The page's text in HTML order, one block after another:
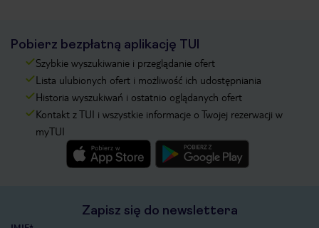
Pobierz bezpłatną aplikację TUI
Szybkie wyszukiwanie i przeglądanie ofert
Lista ulubionych ofert i możliwość ich udostępniania
Historia wyszukiwań i ostatnio oglądanych ofert
Kontakt z TUI i wszystkie informacje o Twojej rezerwacji w
myTUI
Zapisz się do newslettera